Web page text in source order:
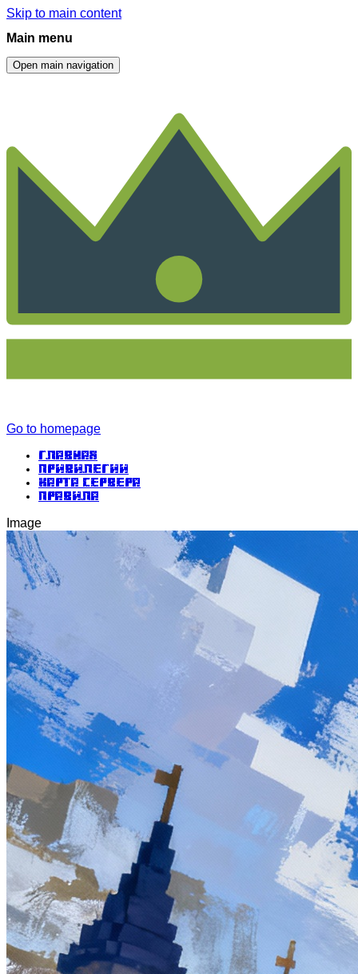
Skip to main content
Main menu
Open main navigation
Go to homepage
Главная
Привилегии
Карта сервера
Правила
Image